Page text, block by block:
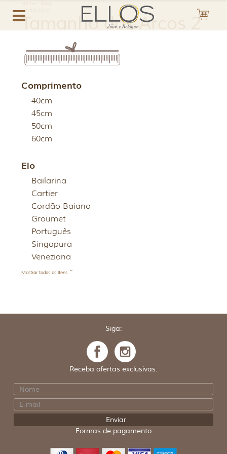
12/08/2020
Tamanho dos Arcos 2
Comprimento
40cm
45cm
50cm
60cm
Elo
Bailarina
Cartier
Cordão Baiano
Groumet
Português
Singapura
Veneziana
Mostrar todos os itens
Siga:
Receba ofertas exclusivas.
Formas de pagamento